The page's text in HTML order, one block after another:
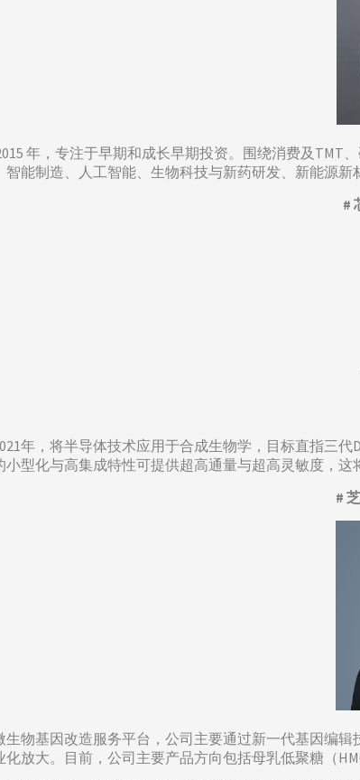
年，专注于早期和成长早期投资。围绕消费及
智能制造、人工智能、生物科技与新药研发、新能源新
#
年，将半导体技术应用于合成生物学，目标直指三
型化与高集成特性可提供超高通量与超高灵敏度，这
#
生物基因改造服务平台，公司主要通过新一代基因编
放大。目前，公司主要产品方向包括母乳低聚糖（